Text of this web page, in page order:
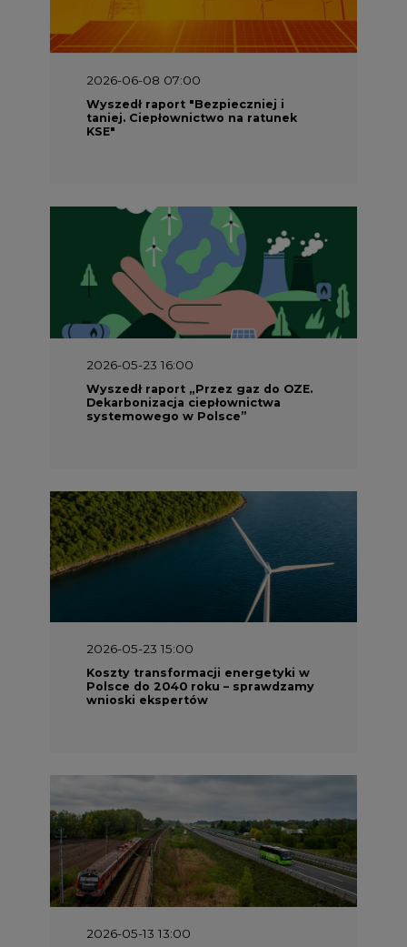
2026-06-08 07:00
Wyszedł raport "Bezpieczniej i
taniej. Ciepłownictwo na ratunek
KSE"
2026-05-23 16:00
Wyszedł raport „Przez gaz do OZE.
Dekarbonizacja ciepłownictwa
systemowego w Polsce”
2026-05-23 15:00
Koszty transformacji energetyki w
Polsce do 2040 roku – sprawdzamy
wnioski ekspertów
2026-05-13 13:00